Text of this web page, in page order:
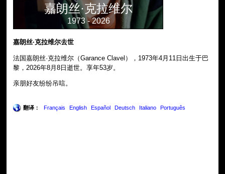
嘉朗丝·克拉维尔
1973 - 2026
嘉朗丝·克拉维尔去世
法国嘉朗丝·克拉维尔（Garance Clavel），1973年4月11日出生于巴
黎，2026年8月8日逝世。享年53岁。
亲朋好友纷纷吊唁。
翻译： Français English Español Deutsch Italiano Português